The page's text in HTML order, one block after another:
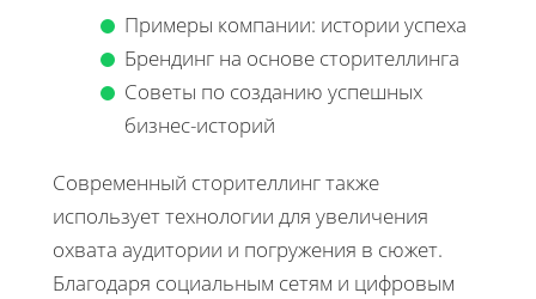
Примеры компании: истории успеха
Брендинг на основе сторителлинга
Советы по созданию успешных
бизнес-историй
Современный сторителлинг также
использует технологии для увеличения
охвата аудитории и погружения в сюжет.
Благодаря социальным сетям и цифровым